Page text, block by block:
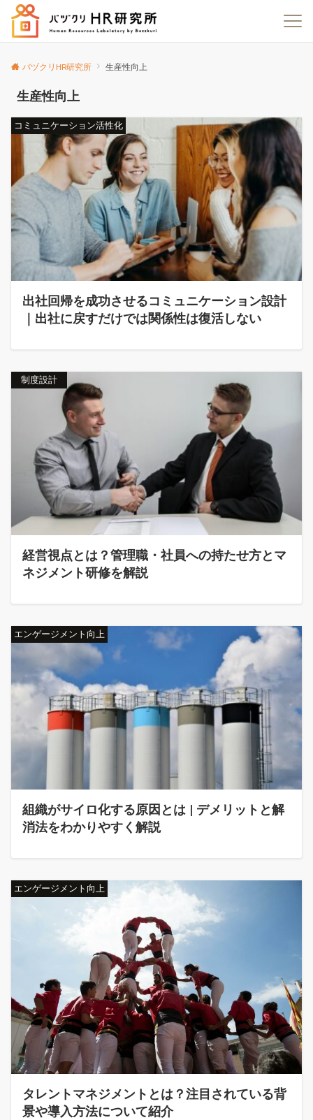
バヅクリHR研究所 生産性向上
生産性向上
コミュニケーション活性化
出社回帰を成功させるコミュニケーション設計
｜出社に戻すだけでは関係性は復活しない
制度設計
経営視点とは？管理職・社員への持たせ方とマ
ネジメント研修を解説
エンゲージメント向上
組織がサイロ化する原因とは | デメリットと解
消法をわかりやすく解説
エンゲージメント向上
タレントマネジメントとは？注目されている背
景や導入方法について紹介